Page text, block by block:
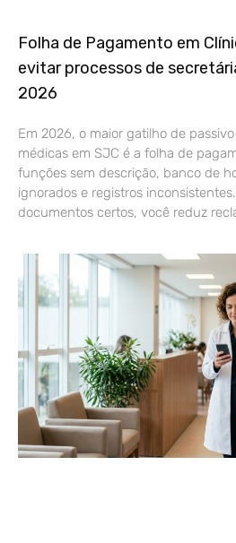
Folha de Pagamento em
evitar processos de
2026
Em 2026, o maior gatilho de
médicas em SJC é a folha de
funções sem descrição, banco de
ignorados e registros
documentos certos, você reduz